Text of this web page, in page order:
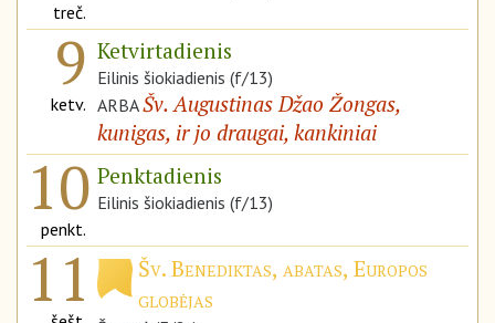
treč.
9
ketv.
Ketvirtadienis
Eilinis šiokiadienis (f/13)
ARBAŠv. Augustinas Džao Žongas,
kunigas, ir jo draugai, kankiniai
10
penkt.
Penktadienis
Eilinis šiokiadienis (f/13)
11
Šv. Benediktas, abatas, Europos
globėjas